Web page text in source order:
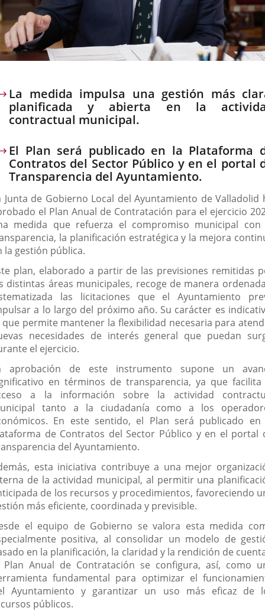
La medida impulsa una gestión más
planificada y abierta en la
contractual municipal.
El Plan será publicado en la Plataforma
Contratos del Sector Público y en el portal
Transparencia del Ayuntamiento.
Junta de Gobierno Local del Ayuntamiento de Valladolid
el Plan Anual de Contratación para el ejercicio
medida que refuerza el compromiso municipal con
la planificación estratégica y la mejora
la gestión pública.
plan, elaborado a partir de las previsiones remitidas
distintas áreas municipales, recoge de manera
las licitaciones que el Ayuntamiento
a lo largo del próximo año. Su carácter es
permite mantener la flexibilidad necesaria para
necesidades de interés general que puedan
el ejercicio.
aprobación de este instrumento supone un
en términos de transparencia, ya que facilita
a la información sobre la actividad
tanto a la ciudadanía como a los
En este sentido, el Plan será publicado en
de Contratos del Sector Público y en el portal
del Ayuntamiento.
esta iniciativa contribuye a una mejor
de la actividad municipal, al permitir una
de los recursos y procedimientos, favoreciendo
más eficiente, coordinada y previsible.
el equipo de Gobierno se valora esta medida
positiva, al consolidar un modelo de
en la planificación, la claridad y la rendición de
Plan Anual de Contratación se configura, así, como
fundamental para optimizar el
Ayuntamiento y garantizar un uso más eficaz de
públicos.